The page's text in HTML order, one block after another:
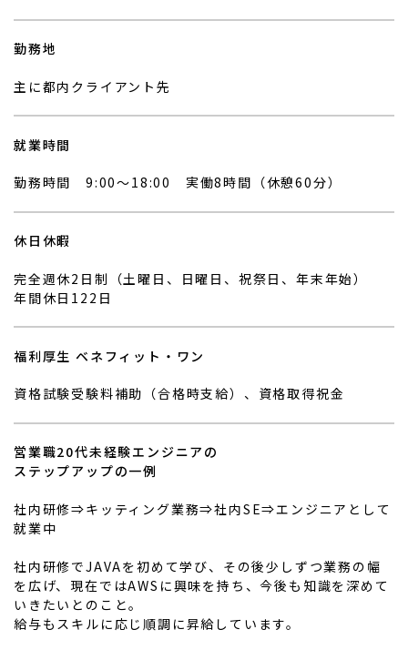
勤務地
主に都内クライアント先
就業時間
勤務時間 9:00〜18:00 実働8時間（休憩60分）
休日休暇
完全週休2日制（土曜日、日曜日、祝祭日、年末年始）
年間休日122日
福利厚生 ベネフィット・ワン
資格試験受験料補助（合格時支給）、資格取得祝金
営業職20代未経験エンジニアの
ステップアップの一例
社内研修⇒キッティング業務⇒社内SE⇒エンジニアとして
就業中
社内研修でJAVAを初めて学び、その後少しずつ業務の幅
を広げ、現在ではAWSに興味を持ち、今後も知識を深めて
いきたいとのこと。
給与もスキルに応じ順調に昇給しています。